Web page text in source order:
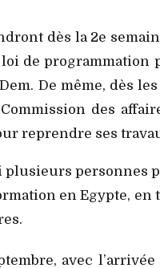
dès la 2e
de
De même, dès
des
reprendre ses
plusieurs personnes
en Egypte,
avec